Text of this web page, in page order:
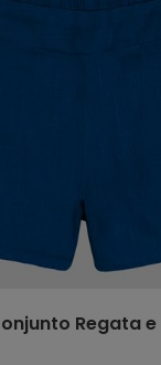
Regata